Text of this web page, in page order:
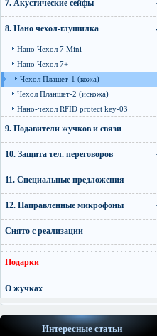
7. Акустические сейфы
8. Нано чехол-глушилка
Нано Чехол 7 Mini
Нано Чехол 7+
Чехол Плашет-1 (кожа)
Чехол Планшет-2 (искожа)
Нано-чехол RFID protect key-03
9. Подавители жучков и связи
10. Защита тел. переговоров
11. Специальные предложения
12. Направленные микрофоны
Снято с реализации
Подарки
О жучках
Интересные статьи